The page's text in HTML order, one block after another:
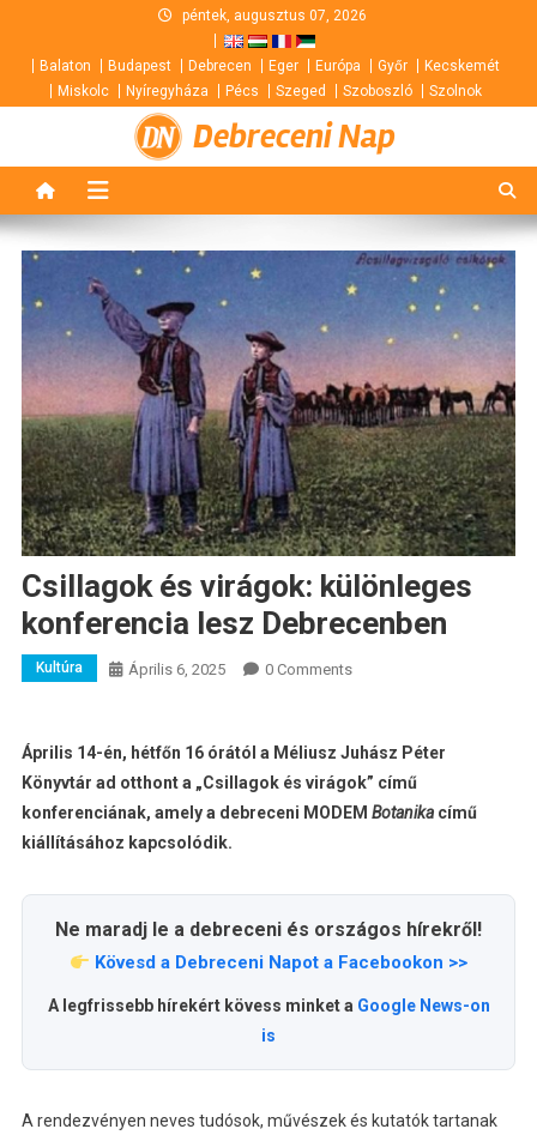
content
péntek, augusztus 07, 2026
Balaton Budapest Debrecen Eger Európa Győr
Kecskemét
Miskolc
Nyíregyháza Pécs Szeged Szoboszló Szolnok
Debreceni Nap
Csillagok és virágok: különleges
konferencia lesz Debrecenben
Kultúra Április 6, 2025 0 Comments
Április 14-én, hétfőn 16 órától a Méliusz Juhász Péter
Könyvtár ad otthont a „Csillagok és virágok” című
konferenciának, amely a debreceni MODEM Botanikacímű
kiállításához kapcsolódik.
Ne maradj le a debreceni és országos hírekről!
Kövesd a Debreceni Napot a Facebookon >>
A legfrissebb hírekért kövess minket a Google News-on
is
A rendezvényen neves tudósok, művészek és kutatók tartanak